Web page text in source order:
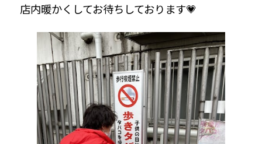
店内暖かくしてお待ちしております💗